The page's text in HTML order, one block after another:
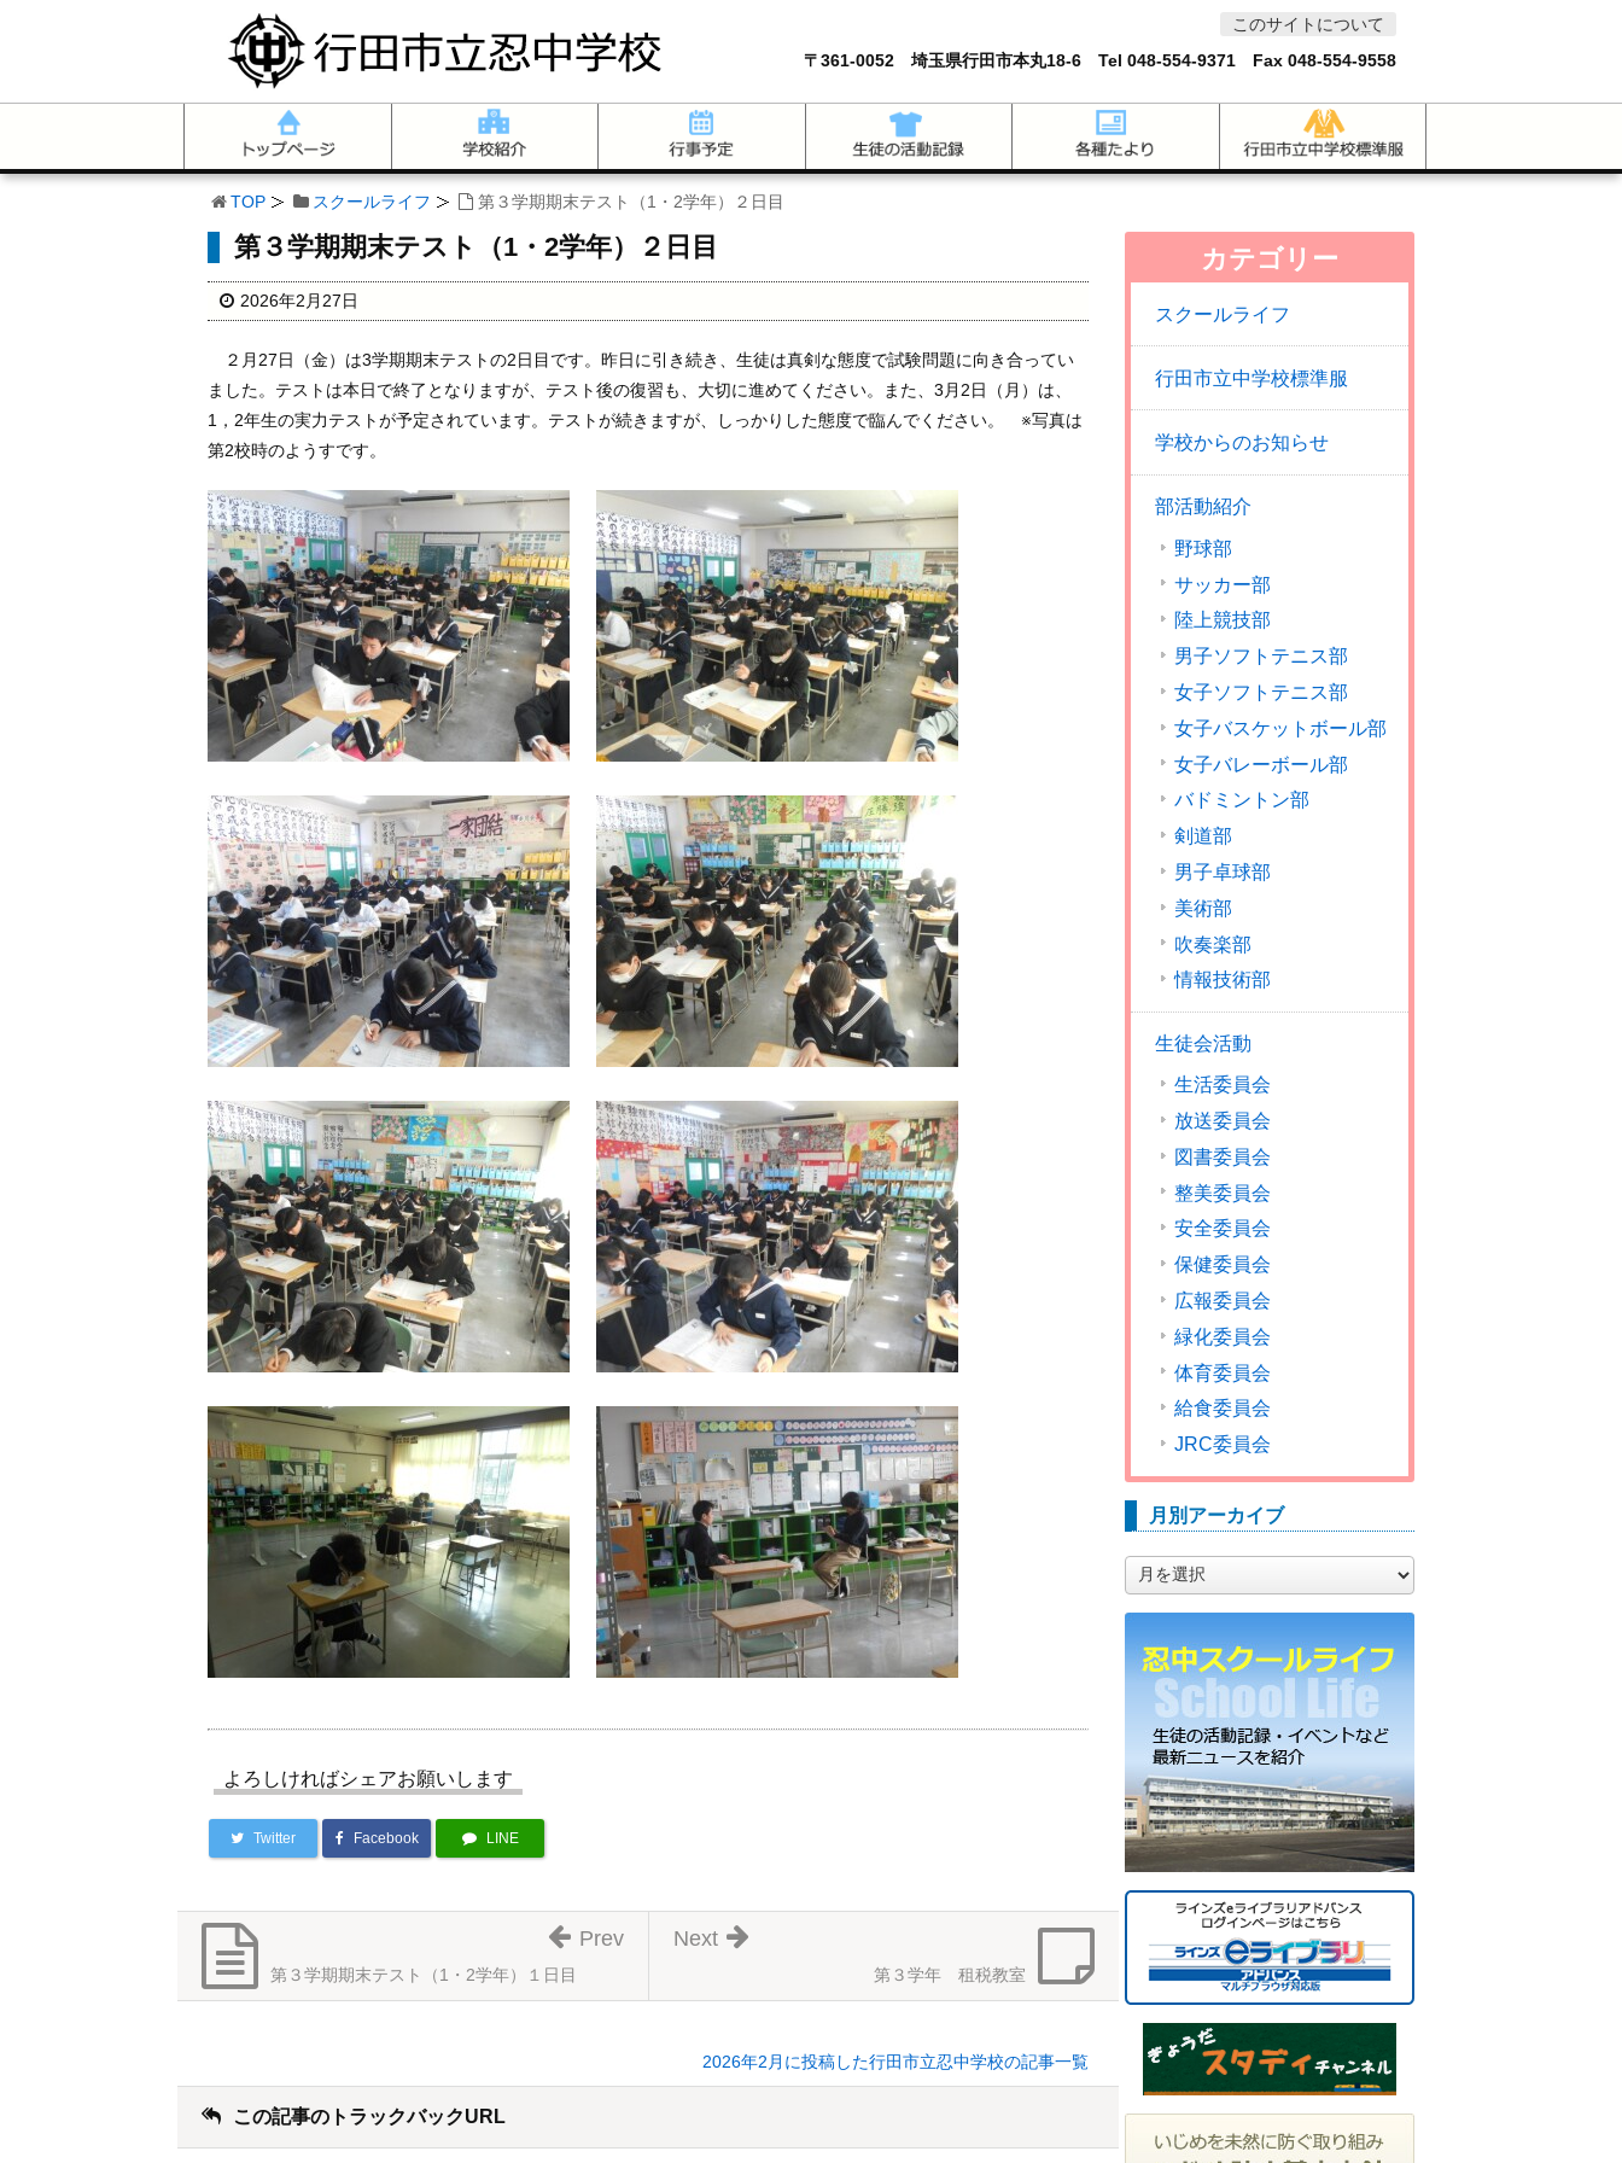
このサイトについて
〒361-0052 埼玉県行田市本丸18-6 Tel 048-554-9371 Fax 048-554-9558
TOP スクールライフ 第３学期期末テスト（1・2学年）２日目
第３学期期末テスト（1・2学年）２日目
2026年2月27日
２月27日（金）は3学期期末テストの2日目です。昨日に引き続き、生徒は真剣な態度で試験問題に向き合ってい
ました。テストは本日で終了となりますが、テスト後の復習も、大切に進めてください。また、3月2日（月）は、
1，2年生の実力テストが予定されています。テストが続きますが、しっかりした態度で臨んでください。 ※写真は
第2校時のようすです。
よろしければシェアお願いします
Twitter Facebook LINE
第３学年 租税教室
Next
第３学期期末テスト（1・2学年）１日目
Prev
2026年2月に投稿した行田市立忍中学校の記事一覧
この記事のトラックバックURL
カテゴリー
スクールライフ
行田市立中学校標準服
学校からのお知らせ
部活動紹介
野球部
サッカー部
陸上競技部
男子ソフトテニス部
女子ソフトテニス部
女子バスケットボール部
女子バレーボール部
バドミントン部
剣道部
男子卓球部
美術部
吹奏楽部
情報技術部
生徒会活動
生活委員会
放送委員会
図書委員会
整美委員会
安全委員会
保健委員会
広報委員会
緑化委員会
体育委員会
給食委員会
JRC委員会
月別アーカイブ
別
ア
カ